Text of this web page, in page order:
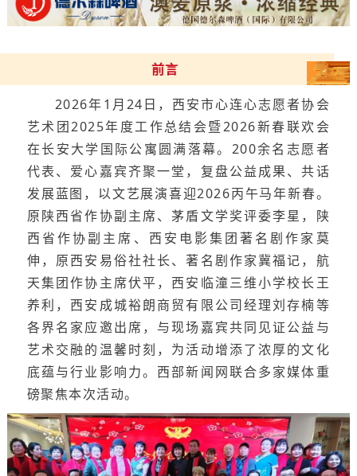
前言
2026年1月24日，西安市心连心志愿者协会
艺术团2025年度工作总结会暨2026新春联欢会
在长安大学国际公寓圆满落幕。200余名志愿者
代表、爱心嘉宾齐聚一堂，复盘公益成果、共话
发展蓝图，以文艺展演喜迎2026丙午马年新春。
原陕西省作协副主席、茅盾文学奖评委李星，陕
西省作协副主席、西安电影集团著名剧作家莫
伸，原西安易俗社社长、著名剧作家冀福记，航
天集团作协主席伏平，西安临潼三维小学校长王
养利，西安成城裕朗商贸有限公司经理刘存楠等
各界名家应邀出席，与现场嘉宾共同见证公益与
艺术交融的温馨时刻，为活动增添了浓厚的文化
底蕴与行业影响力。西部新闻网联合多家媒体重
磅聚焦本次活动。